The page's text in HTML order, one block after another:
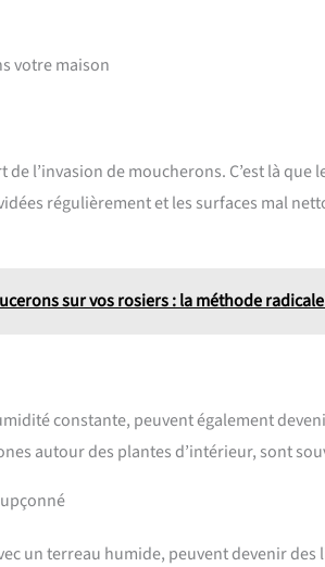
votre maison
l’invasion de moucherons. C’est là
régulièrement et les surfaces mal
sur vos rosiers : la méthode
constante, peuvent également
autour des plantes d’intérieur, sont
un terreau humide, peuvent devenir